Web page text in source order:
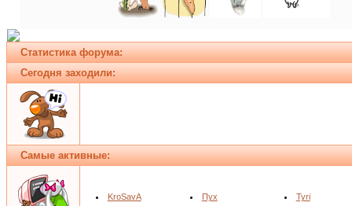
Статистика форума:
Сегодня заходили:
Самые активные:
KroSavA Пух Tyri